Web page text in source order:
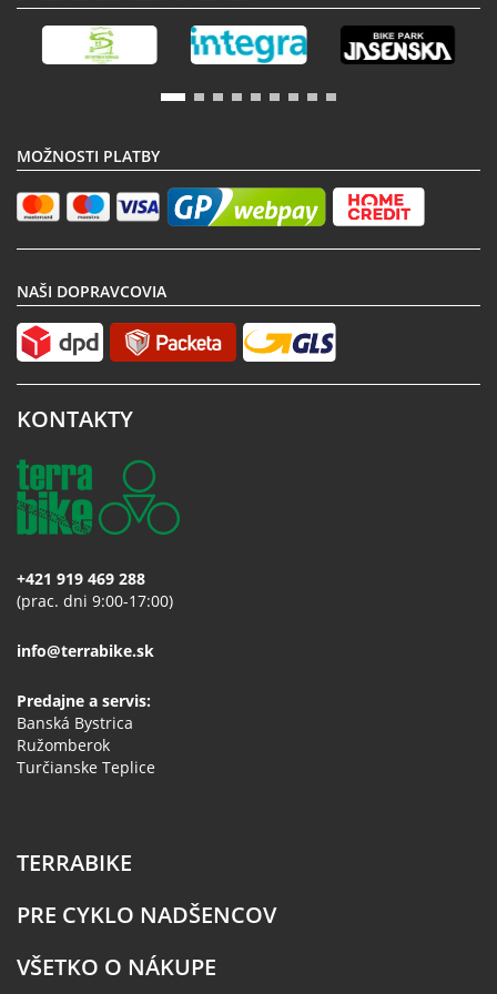
MOŽNOSTI PLATBY
NAŠI DOPRAVCOVIA
KONTAKTY
+421 919 469 288
(prac. dni 9:00-17:00)
info@terrabike.sk
Predajne a servis:
Banská Bystrica
Ružomberok
Turčianske Teplice
TERRABIKE
PRE CYKLO NADŠENCOV
VŠETKO O NÁKUPE